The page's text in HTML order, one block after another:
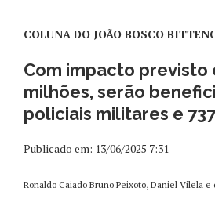
COLUNA DO JOÃO BOSCO
Com impacto previsto
milhões, serão
policiais militares e
Publicado em: 13/06/2025 7:31
Ronaldo Caiado Bruno Peixoto, Daniel Vilela